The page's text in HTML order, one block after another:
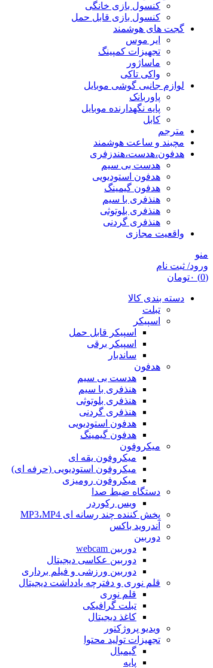
کنسول بازی خانگی
کنسول بازی قابل حمل
گجت های هوشمند
ایر موس
تجهیزات کمپینگ
ماساژور
واکی تاکی
لوازم جانبی گوشی موبایل
پاوربانک
پایه نگهدارنده موبایل
کابل
مترجم
مچبند و ساعت هوشمند
هدفون،هدست،هندزفری
هدست بی سیم
هدفون استودیویی
هدفون گیمینگ
هنذفری با سیم
هنذفری بلوتوثی
هنذفری گردنی
واقعیت مجازی
منو
ورود/ ثبت نام
(0)
۰تومان
دسته بندی کالا
تبلت
اسپیکر
اسپیکر قابل حمل
اسپیکر برقی
ساندبار
هدفون
هدست بی سیم
هنذفری با سیم
هنذفری بلوتوثی
هنذفری گردنی
هدفون استودیویی
هدفون گیمینگ
میکروفون
میکروفون یقه ای
میکروفون استودیویی (حرفه ای)
میکروفون رومیزی
دستگاه ضبط صدا
ویس رکوردر
پخش کننده چند رسانه ای MP3،MP4
آندروید باکس
دوربین
دوربین webcam
دوربین عکاسی دیجیتال
دوربین‌ ورزشی و فیلم برداری
قلم نوری و دفترچه یادداشت دیجیتال
قلم نوری
تبلت گرافیکی
کاغذ دیجیتال
ویدیو پروژکتور
تجهیزات تولید محتوا
گیمبال
پایه